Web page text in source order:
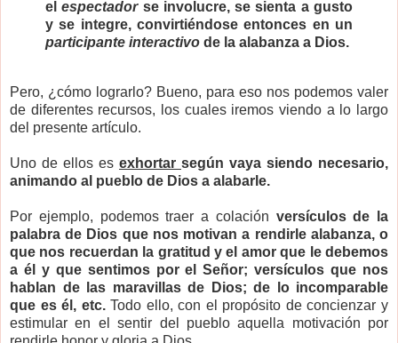
elespectadorse involucre, se sienta a gusto
y se integre, convirtiéndose entonces en un
participante interactivo de la alabanza a Dios.
Pero, ¿cómo lograrlo? Bueno, para eso nos podemos valer
de diferentes recursos, los cuales iremos viendo a lo largo
del presente artículo.
Uno de ellos es exhortar según vaya siendo necesario,
animando al pueblo de Dios a alabarle.
Por ejemplo, podemos traer a colación versículos de la
palabra de Dios que nos motivan a rendirle alabanza, o
que nos recuerdan la gratitud y el amor que le debemos
a él y que sentimos por el Señor; versículos que nos
hablan de las maravillas de Dios; de lo incomparable
que es él, etc.Todo ello, con el propósito de concienzar y
estimular en el sentir del pueblo aquella motivación por